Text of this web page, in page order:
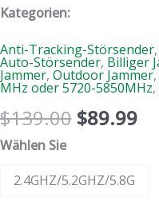
Kategorien:
Anti-Tracking-Störsender,
Auto-Störsender, Billiger
Jammer, Outdoor Jammer,
MHz oder 5720-5850MHz,
$139.00 $89.99
Wählen Sie
2.4GHZ/5.2GHZ/5.8G